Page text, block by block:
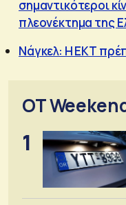
σημαντικότεροι
πλεονέκτημα της
Νάγκελ: Η ΕΚΤ
OT
1